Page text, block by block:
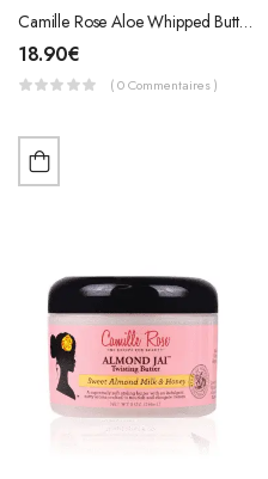
Camille Rose Aloe Whipped Butter Gel (Gel Fouetté)
18.90€
( 0 Commentaires )